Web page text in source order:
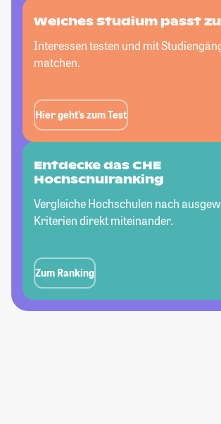
Welches Studium passt
Interessen testen und mit
matchen.
Hier geht’s zum Test
Entdecke das CHE
Hochschulranking
Vergleiche Hochschulen nach
Kriterien direkt miteinander.
Zum Ranking